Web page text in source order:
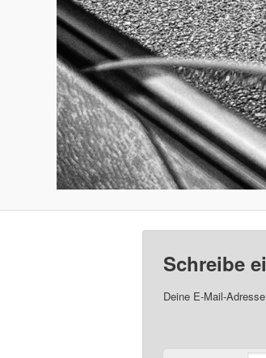
Schreibe
Deine E-Mail-